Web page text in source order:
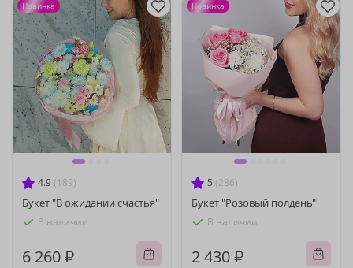
4.9 (189)
Букет "В ожидании счастья"
В наличии
6 260 ₽
Новинка
5 (286)
Букет "Розовый полдень"
В наличии
2 430 ₽
Новинка